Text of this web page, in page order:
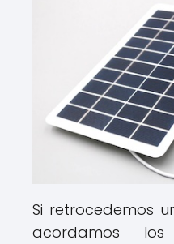
Si retrocedemos
acordamos